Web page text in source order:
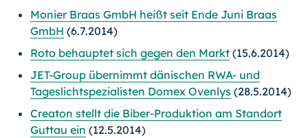
Monier Braas GmbH heißt seit Ende Juni Braas
GmbH (6.7.2014)
Roto behauptet sich gegen den Markt (15.6.2014)
JET-Group übernimmt dänischen RWA- und
Tageslichtspezialisten Domex Ovenlys (28.5.2014)
Creaton stellt die Biber-Produktion am Standort
Guttau ein (12.5.2014)